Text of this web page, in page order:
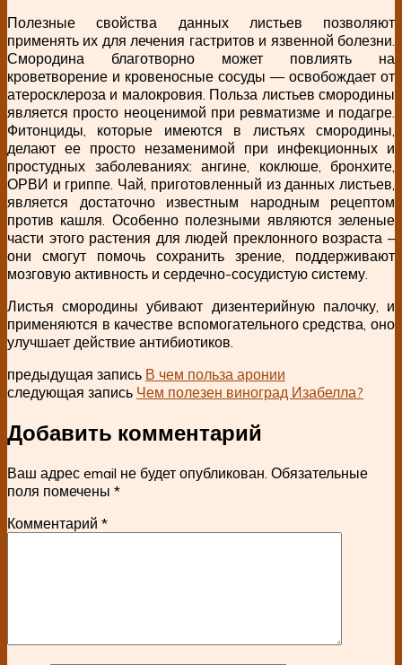
Полезные свойства данных листьев позволяют
применять их для лечения гастритов и язвенной болезни.
Смородина благотворно может повлиять на
кроветворение и кровеносные сосуды — освобождает от
атеросклероза и малокровия. Польза листьев смородины
является просто неоценимой при ревматизме и подагре.
Фитонциды, которые имеются в листьях смородины,
делают ее просто незаменимой при инфекционных и
простудных заболеваниях: ангине, коклюше, бронхите,
ОРВИ и гриппе. Чай, приготовленный из данных листьев,
является достаточно известным народным рецептом
против кашля. Особенно полезными являются зеленые
части этого растения для людей преклонного возраста –
они смогут помочь сохранить зрение, поддерживают
мозговую активность и сердечно-сосудистую систему.
Листья смородины убивают дизентерийную палочку, и
применяются в качестве вспомогательного средства, оно
улучшает действие антибиотиков.
предыдущая запись В чем польза аронии
следующая запись Чем полезен виноград Изабелла?
Добавить комментарий
Ваш адрес email не будет опубликован. Обязательные
поля помечены *
Комментарий *